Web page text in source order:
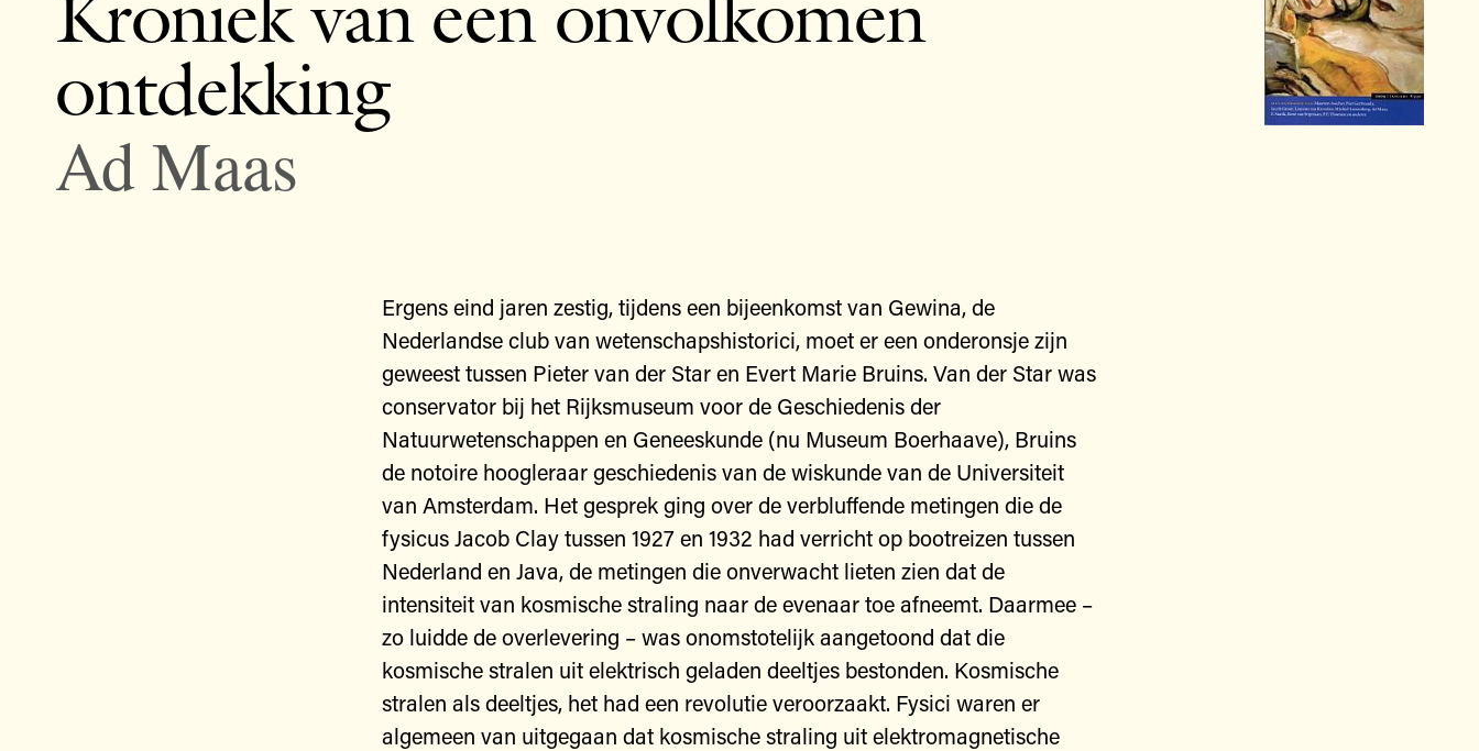
ontdekking
Ad Maas
Ergens eind jaren zestig, tijdens een bijeenkomst van Gewina, de
Nederlandse club van wetenschapshistorici, moet er een onderonsje zijn
geweest tussen Pieter van der Star en Evert Marie Bruins. Van der Star was
conservator bij het Rijksmuseum voor de Geschiedenis der
Natuurwetenschappen en Geneeskunde (nu Museum Boerhaave), Bruins
de notoire hoogleraar geschiedenis van de wiskunde van de Universiteit
van Amsterdam. Het gesprek ging over de verbluffende metingen die de
fysicus Jacob Clay tussen 1927 en 1932 had verricht op bootreizen tussen
Nederland en Java, de metingen die onverwacht lieten zien dat de
intensiteit van kosmische straling naar de evenaar toe afneemt. Daarmee –
zo luidde de overlevering – was onomstotelijk aangetoond dat die
kosmische stralen uit elektrisch geladen deeltjes bestonden. Kosmische
stralen als deeltjes, het had een revolutie veroorzaakt. Fysici waren er
algemeen van uitgegaan dat kosmische straling uit elektromagnetische